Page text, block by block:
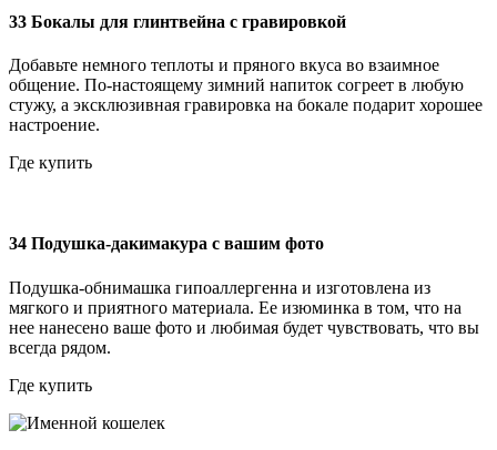
33 Бокалы для глинтвейна с гравировкой
Добавьте немного теплоты и пряного вкуса во взаимное
общение. По-настоящему зимний напиток согреет в любую
стужу, а эксклюзивная гравировка на бокале подарит хорошее
настроение.
Где купить
34 Подушка-дакимакура с вашим фото
Подушка-обнимашка гипоаллергенна и изготовлена из
мягкого и приятного материала. Ее изюминка в том, что на
нее нанесено ваше фото и любимая будет чувствовать, что вы
всегда рядом.
Где купить